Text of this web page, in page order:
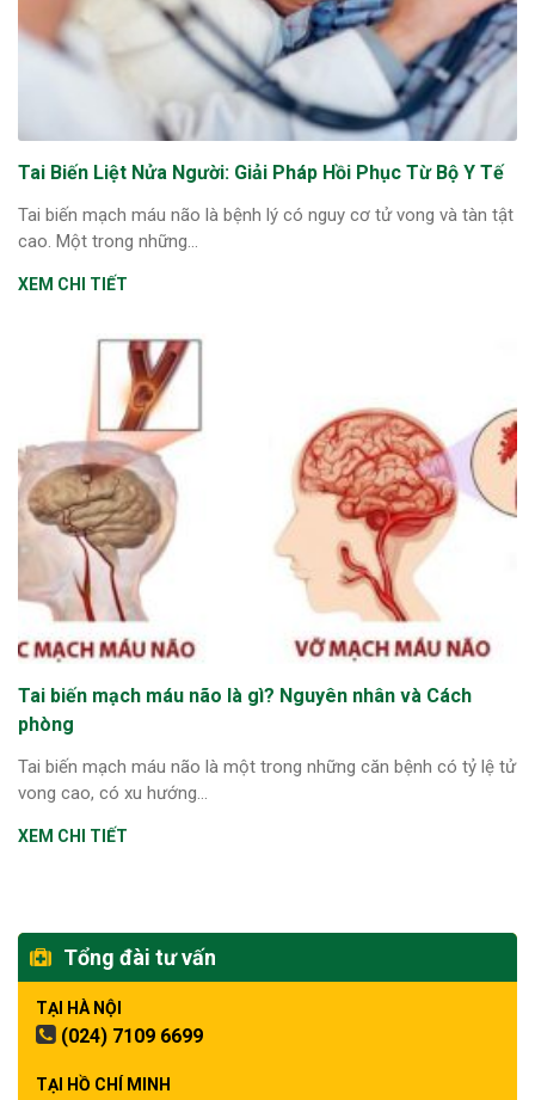
Tai Biến Liệt Nửa Người: Giải Pháp Hồi Phục Từ Bộ Y Tế
Tai biến mạch máu não là bệnh lý có nguy cơ tử vong và tàn tật
cao. Một trong những...
XEM CHI TIẾT
Tai biến mạch máu não là gì? Nguyên nhân và Cách
phòng
Tai biến mạch máu não là một trong những căn bệnh có tỷ lệ tử
vong cao, có xu hướng...
XEM CHI TIẾT
Tổng đài tư vấn
TẠI HÀ NỘI
(024) 7109 6699
TẠI HỒ CHÍ MINH